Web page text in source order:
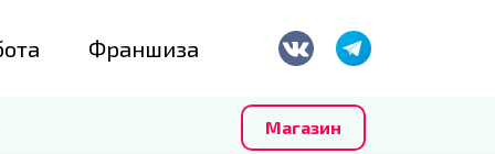
Франшиза
Магазин